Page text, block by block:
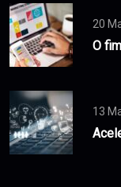
20
O
13